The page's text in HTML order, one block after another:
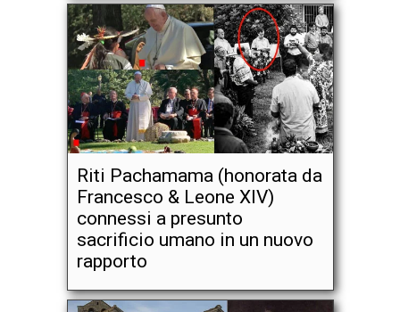
Riti Pachamama (honorata da
Francesco & Leone XIV)
connessi a presunto
sacrificio umano in un nuovo
rapporto